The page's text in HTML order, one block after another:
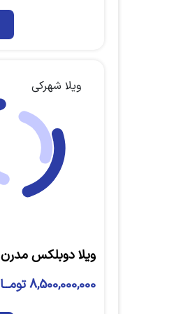
ویلا شهرکی
ویلا دوبلکس مدرن
8,500,000,000 تومــان